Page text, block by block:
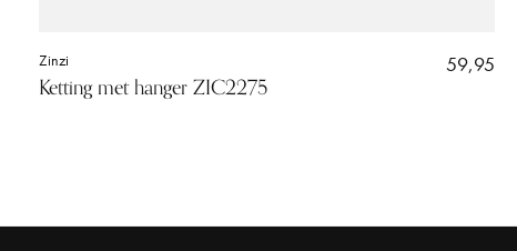
Zinzi
Ketting met hanger ZIC2275
59,95